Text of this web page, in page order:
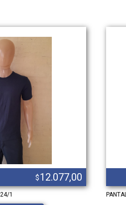
$12.077,00
1